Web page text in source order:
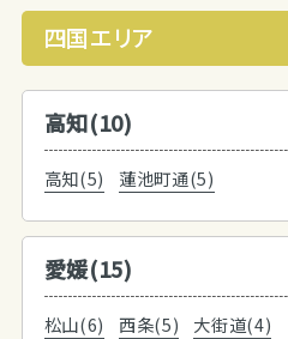
四国エリア
高知(10)
高知(5) 蓮池町通(5)
愛媛(15)
松山(6) 西条(5) 大街道(4)